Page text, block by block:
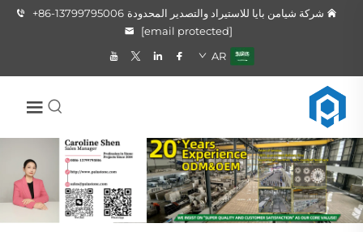
شركة شيامن بايا للاستيراد والتصدير المحدودة +86-13799795006
[email protected]
AR